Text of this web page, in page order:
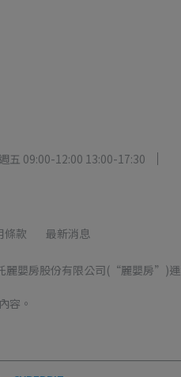
五 09:00-12:00 13:00-17:30
條款 最新消息
嬰房股份有限公司(“麗嬰房”)運
容。